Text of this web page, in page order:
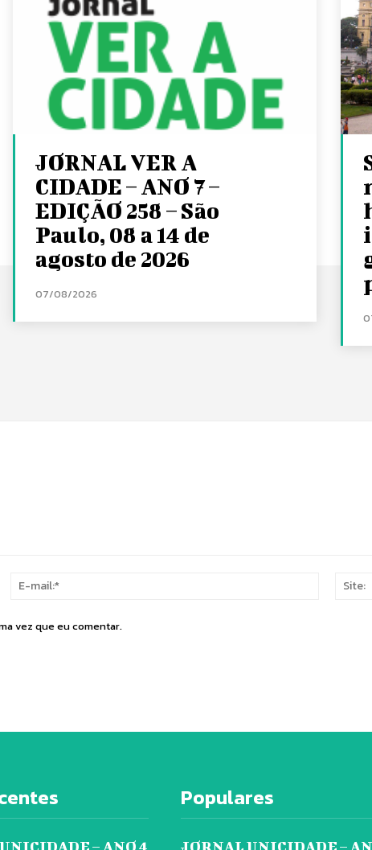
JORNAL VER A
CIDADE – ANO 7 –
EDIÇÃO 258 – São
Paulo, 08 a 14 de
agosto de 2026
07/08/2026
Nome:*
vez que eu comentar.
Populares